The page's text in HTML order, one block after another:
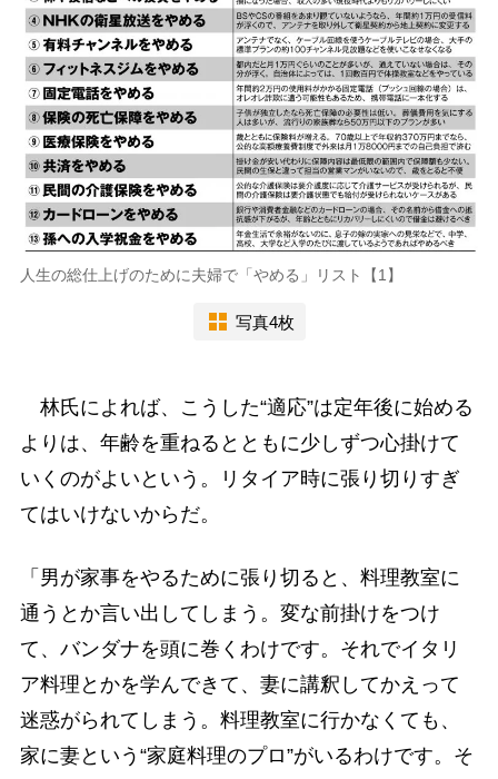
人生の総仕上げのために夫婦で「やめる」リスト【1】
写真4枚
林氏によれば、こうした“適応”は定年後に始める
よりは、年齢を重ねるとともに少しずつ心掛けて
いくのがよいという。リタイア時に張り切りすぎ
てはいけないからだ。
「男が家事をやるために張り切ると、料理教室に
通うとか言い出してしまう。変な前掛けをつけ
て、バンダナを頭に巻くわけです。それでイタリ
ア料理とかを学んできて、妻に講釈してかえって
迷惑がられてしまう。料理教室に行かなくても、
家に妻という“家庭料理のプロ”がいるわけです。そ